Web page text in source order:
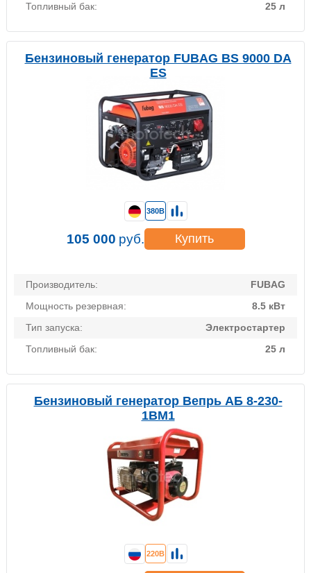
Топливный бак:
25 л
Бензиновый генератор FUBAG BS 9000 DA
ES
Производитель:
FUBAG
Мощность резервная:
8.5 кВт
Тип запуска:
Электростартер
Топливный бак:
25 л
380В
105 000 руб. Купить
Бензиновый генератор Вепрь АБ 8-230-
1ВМ1
220В